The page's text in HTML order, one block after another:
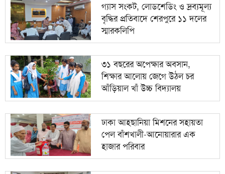
গ্যাস সংকট, লোডশেডিং ও দ্রব্যমূল্য
বৃদ্ধির প্রতিবাদে শেরপুরে ১১ দলের
স্মারকলিপি
৩১ বছরের অপেক্ষার অবসান,
শিক্ষার আলোয় জেগে উঠল চর
আঁড়িয়াল খাঁ উচ্চ বিদ্যালয়
ঢাকা আহ্ছানিয়া মিশনের সহায়তা
পেল বাঁশখালী-আনোয়ারার এক
হাজার পরিবার